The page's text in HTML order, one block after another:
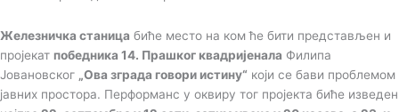
Железничка станица биће место на ком ће бити представљен и
пројекат победника 14. Прашког квадријенала Филипа
Јовановског „Ова зграда говори истину“ који се бави проблемом
јавних простора. Перформанс у оквиру тог пројекта биће изведен